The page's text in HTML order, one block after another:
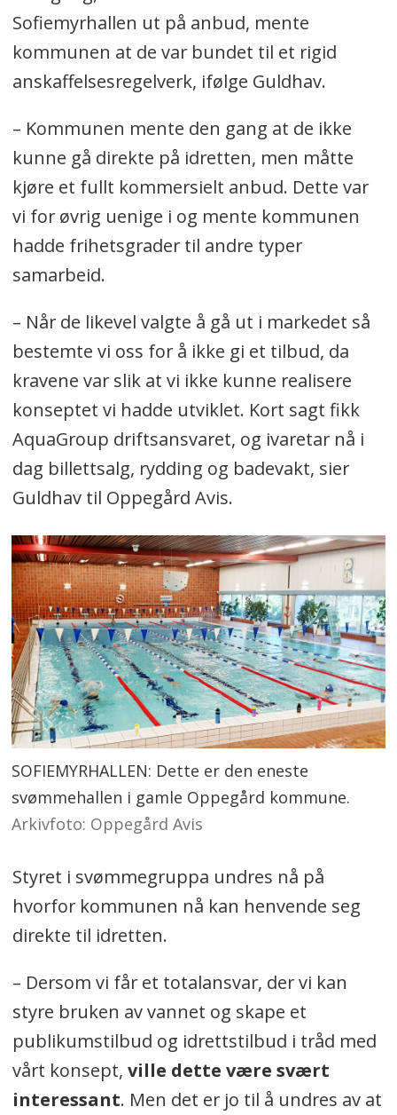
Sofiemyrhallen ut på anbud, mente
kommunen at de var bundet til et rigid
anskaffelsesregelverk, ifølge Guldhav.
– Kommunen mente den gang at de ikke
kunne gå direkte på idretten, men måtte
kjøre et fullt kommersielt anbud. Dette var
vi for øvrig uenige i og mente kommunen
hadde frihetsgrader til andre typer
samarbeid.
– Når de likevel valgte å gå ut i markedet så
bestemte vi oss for å ikke gi et tilbud, da
kravene var slik at vi ikke kunne realisere
konseptet vi hadde utviklet. Kort sagt fikk
AquaGroup driftsansvaret, og ivaretar nå i
dag billettsalg, rydding og badevakt, sier
Guldhav til Oppegård Avis.
SOFIEMYRHALLEN: Dette er den eneste
svømmehallen i gamle Oppegård kommune.
Arkivfoto: Oppegård Avis
Styret i svømmegruppa undres nå på
hvorfor kommunen nå kan henvende seg
direkte til idretten.
– Dersom vi får et totalansvar, der vi kan
styre bruken av vannet og skape et
publikumstilbud og idrettstilbud i tråd med
vårt konsept, ville dette være svært
interessant. Men det er jo til å undres av at